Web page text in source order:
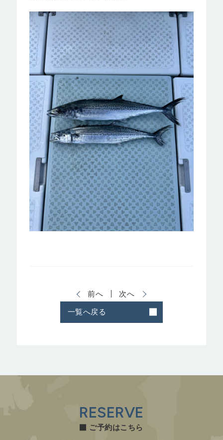
一覧へ戻る
前へ 次へ
RESERVE
ご予約はこちら